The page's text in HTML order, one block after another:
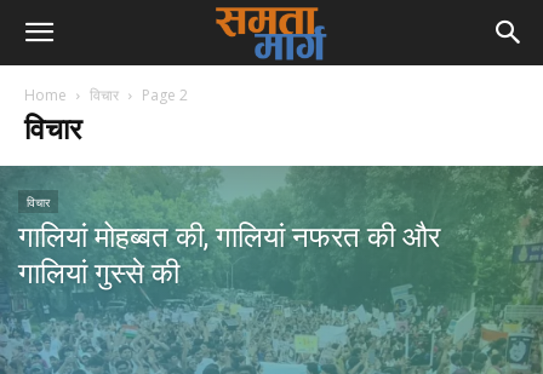
Home विचार Page 2
विचार
विचार
गालियां मोहब्बत की, गालियां नफरत की और
गालियां गुस्से की